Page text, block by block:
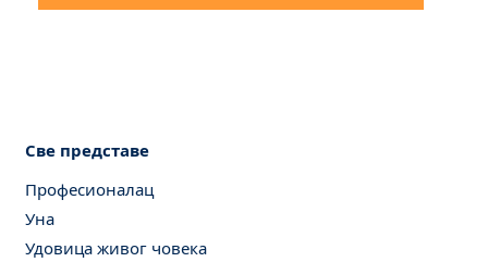
Све представе
Професионалац
Уна
Удовица живог човека